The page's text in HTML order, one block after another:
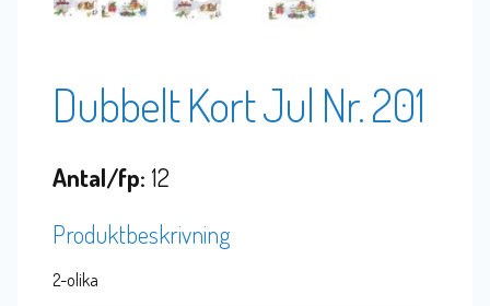
Dubbelt Kort Jul Nr. 201
Antal/fp: 12
Produktbeskrivning
2-olika